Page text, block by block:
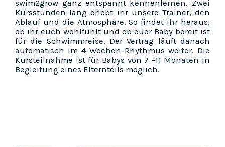
swim2grow ganz entspannt kennenlernen. Zwei
Kursstunden lang erlebt ihr unsere Trainer, den
Ablauf und die Atmosphäre. So findet ihr heraus,
ob ihr euch wohlfühlt und ob euer Baby bereit ist
für die Schwimmreise. Der Vertrag läuft danach
automatisch im 4-Wochen-Rhythmus weiter. Die
Kursteilnahme ist für Babys von 7 -11 Monaten in
Begleitung eines Elternteils möglich.